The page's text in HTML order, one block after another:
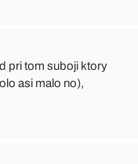
pri tom suboji ktory
asi malo no),